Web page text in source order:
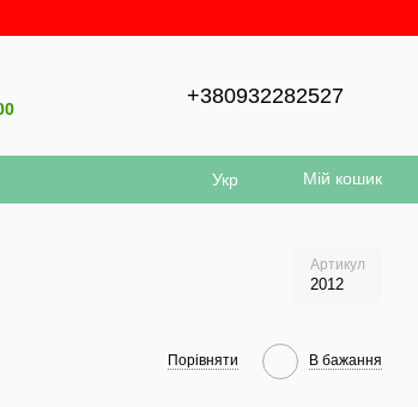
+380932282527
Укр Мій кошик
Артикул
2012
Порівняти В бажання